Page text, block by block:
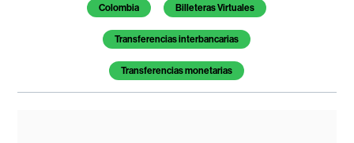
Colombia Billeteras Virtuales
Transferencias interbancarias
Transferencias monetarias